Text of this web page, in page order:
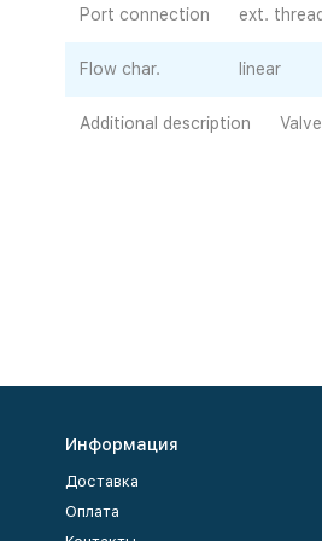
Port connection ext.
Flow char. linear
Additional description
Информация
Доставка
Оплата